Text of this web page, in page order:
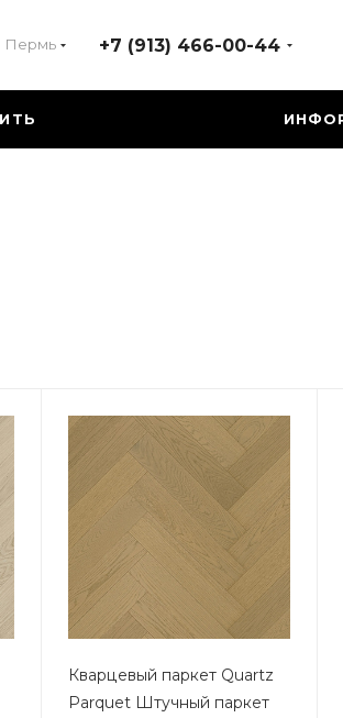
Пермь +7 (913) 466-00-44
Кварцевый паркет Quartz
Parquet Штучный паркет